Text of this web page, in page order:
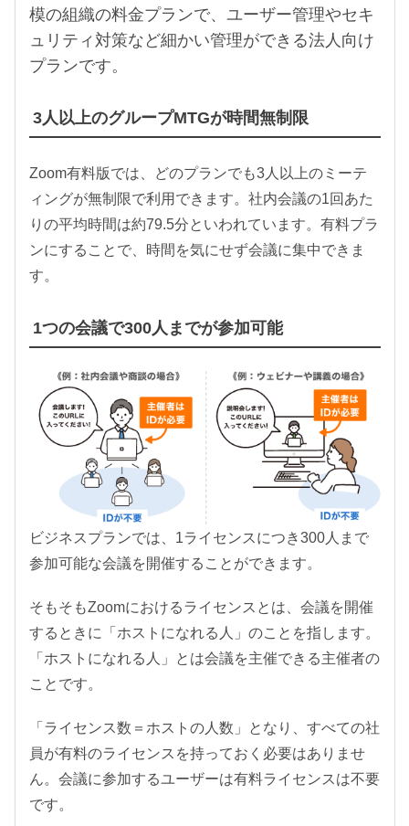
模の組織の料金プランで、ユーザー管理やセキ
ュリティ対策など細かい管理ができる法人向け
プランです。
3人以上のグループMTGが時間無制限
Zoom有料版では、どのプランでも3人以上のミーテ
ィングが無制限で利用できます。社内会議の1回あた
りの平均時間は約79.5分といわれています。有料プラ
ンにすることで、時間を気にせず会議に集中できま
す。
1つの会議で300人までが参加可能
ビジネスプランでは、1ライセンスにつき300人まで
参加可能な会議を開催することができます。
そもそもZoomにおけるライセンスとは、会議を開催
するときに「ホストになれる人」のことを指します。
「ホストになれる人」とは会議を主催できる主催者の
ことです。
「ライセンス数＝ホストの人数」となり、すべての社
員が有料のライセンスを持っておく必要はありませ
ん。会議に参加するユーザーは有料ライセンスは不要
です。